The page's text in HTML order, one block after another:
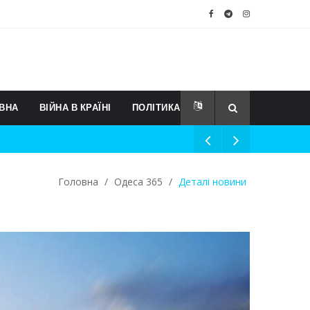
ВІЙНА В КРАЇНІ ПОЛІТИКА
Головна / Одеса 365 / Деталі новини